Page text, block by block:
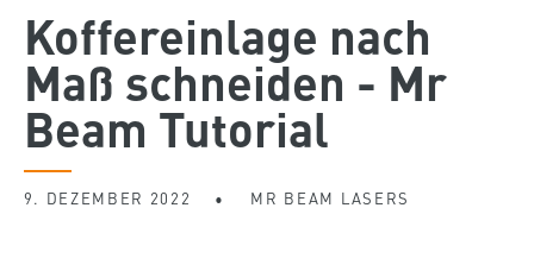
Koffereinlage nach
Maß schneiden - Mr
Beam Tutorial
9. DEZEMBER 2022 MR BEAM LASERS